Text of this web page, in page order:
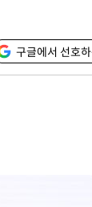
구글에서 선호